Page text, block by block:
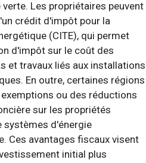
Les propriétaires peuvent
crédit d'impôt pour la
(CITE), qui permet
d'impôt sur le coût des
et travaux liés aux installations
En outre, certaines régions
ou des réductions
sur les propriétés
systèmes d'énergie
Ces avantages fiscaux visent
initial plus